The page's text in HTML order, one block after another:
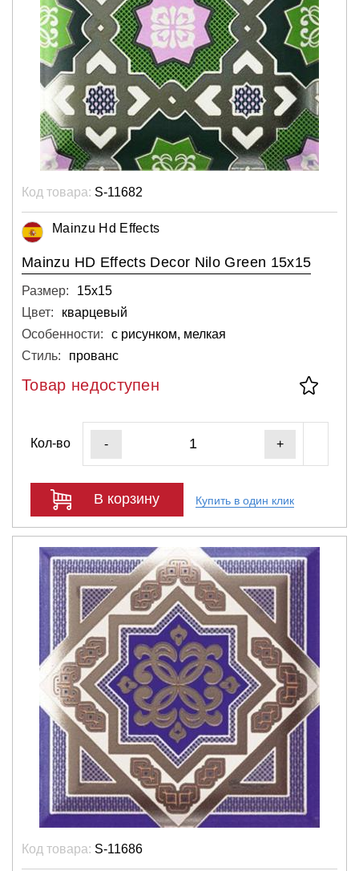
Код товара: S-11682
Mainzu Hd Effects
Mainzu HD Effects Decor Nilo Green 15x15
Размер:
15х15
Цвет:
кварцевый
Особенности:
с рисунком, мелкая
Стиль:
прованс
Товар недоступен
Кол-во - +
В корзину Купить в один клик
Код товара: S-11686